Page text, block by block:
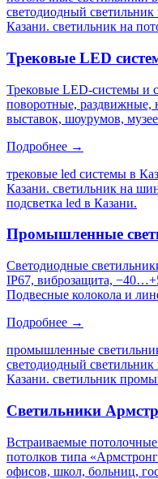
светодиодный светильник
Казани. светильник на
Трековые LED
Трековые LED-системы и
поворотные, раздвижные,
выставок, шоурумов,
Подробнее →
трековые led системы в
Казани. светильник на
подсветка led в Казани.
Промышленные
Светодиодные
IP67, виброзащита,
Подвесные колокола и
Подробнее →
промышленные
светодиодный светильник
Казани. светильник
Светильники
Встраиваемые
потолков типа
офисов, школ, больниц,